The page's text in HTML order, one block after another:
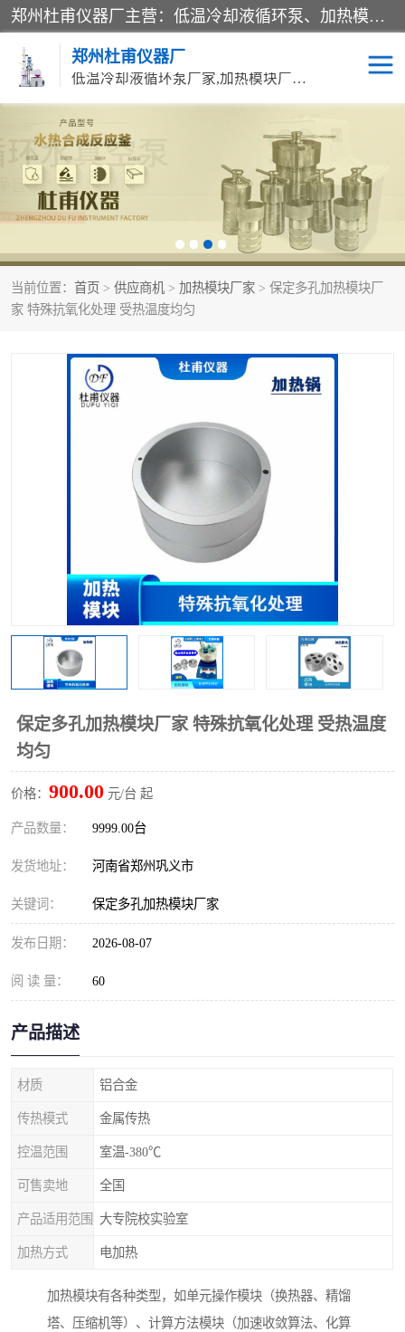
郑州杜甫仪器厂主营：低温冷却液循环泵、加热模块、水热合成反应釜、水油浴锅、旋转蒸发器、循环水真空泵等产品。郑州杜甫仪器厂在众多的教学仪器行业中依靠科技力量扬长避短、迅速发展，成为国家教委*生产教学仪器的厂家，产品具有国内良好水平，主导产品通过ISO9002质量认证。
郑州杜甫仪器厂
低温冷却液循环泵厂家,加热模块厂家,水热合成反应釜厂家,水油浴锅厂家,旋转蒸发器厂家
当前位置： 首页 > 供应商机 > 加热模块厂家 > 保定多孔加热模块厂
家 特殊抗氧化处理 受热温度均匀
保定多孔加热模块厂家 特殊抗氧化处理 受热温度
均匀
价格： 900.00 元/台 起
产品数量： 9999.00台
发货地址： 河南省郑州巩义市
关键词： 保定多孔加热模块厂家
发布日期： 2026-08-07
阅 读 量： 60
产品描述
材质 铝合金
传热模式 金属传热
控温范围 室温-380℃
可售卖地 全国
产品适用范围 大专院校实验室
加热方式 电加热
加热模块有各种类型，如单元操作模块（换热器、精馏
塔、压缩机等）、计算方法模块（加速收敛算法、化算
循环水真空泵厂家 水热合成反应釜厂家
低温冷却液循环泵厂家 加热模块厂家
气流烘干器
旋转蒸发器厂家 双层玻璃反应釜10L
高温循环油浴锅母 五抽头循环水真空泵
多功能油浴锅
低温恒温反应浴槽
电动搅拌器